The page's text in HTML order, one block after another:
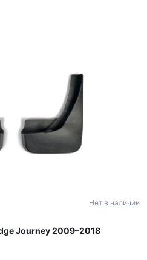
Нет в наличии
Journey 2009–2018